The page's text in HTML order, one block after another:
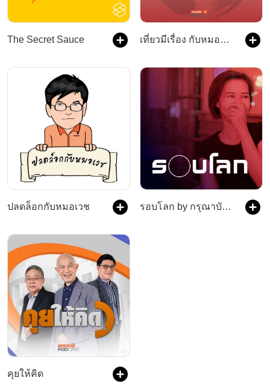
The Secret Sauce เที่ยวมีเรื่อง กับหมอบัญชา
ปลดล็อกกับหมอเวช รอบโลก by กรุณาบัวคำศรี
คุยให้คิด